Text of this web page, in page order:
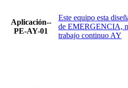
Aplicación--
PE-AY-01
Este equipo esta
de EMERGENCIA,
trabajo continuo AY